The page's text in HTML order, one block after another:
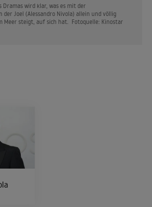
Dramas wird klar, was es mit der
der Joel (Alessandro Nivola) allein und völlig
Meer steigt, auf sich hat. Fotoquelle: Kinostar